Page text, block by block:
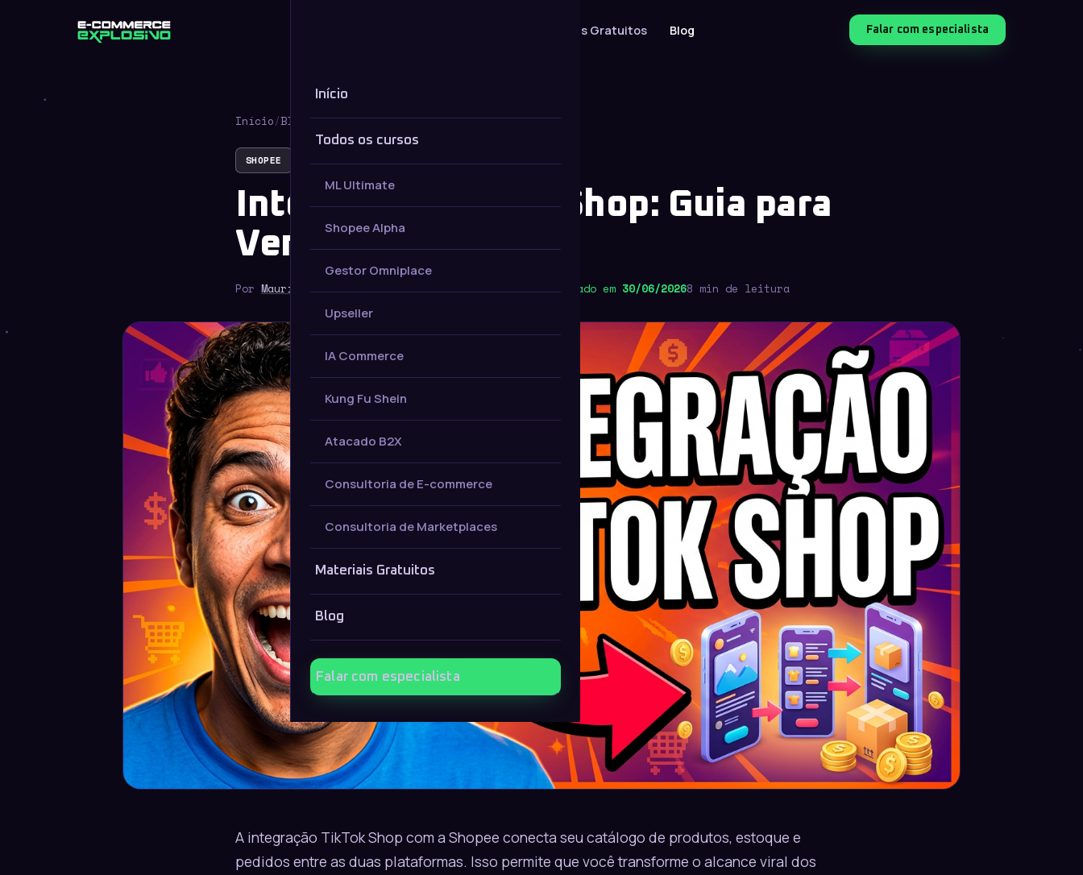
Materiais Gratuitos Blog Falar com especialista
Início
Todos os cursos
ML Ultimate
Shopee Alpha
Gestor Omniplace
Upseller
IA Commerce
Kung Fu Shein
Atacado B2X
Consultoria de E-commerce
Consultoria de Marketplaces
Materiais Gratuitos
Blog
Falar com especialista
Início/Blog /SHOPEE
SHOPEE
Integração TikTok Shop: Guia para
Vender na Shopee
Por Maurício SaldanhaPublicado em22/04/2026· Atualizado em 30/06/20268 min de leitura
A integração TikTok Shop com a Shopee conecta seu catálogo de produtos, estoque e
pedidos entre as duas plataformas. Isso permite que você transforme o alcance viral dos